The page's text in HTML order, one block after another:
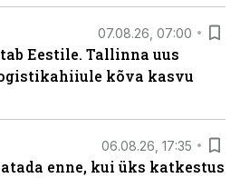
07.08.26, 07:00
Eestile. Tallinna uus
kõva kasvu
06.08.26, 17:35
enne, kui üks katkestus